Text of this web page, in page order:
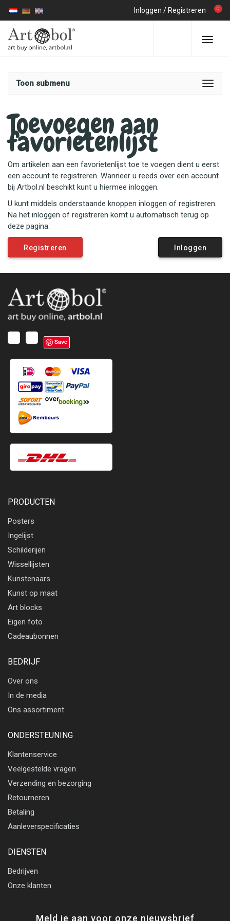
Inloggen / Registreren 0
Toon submenu
Toevoegen aan
favorietenlijst
Om artikelen aan een favorietenlijst toe te voegen dient u eerst
een account te registreren. Wanneer u reeds over een account
bij Artbol.nl beschikt kunt u hiermee inloggen.
U kunt middels onderstaande knoppen inloggen of registreren.
Na het inloggen of registreren komt u automatisch terug op
deze pagina.
Registreren Inloggen
Save
PRODUCTEN
Posters
Ingelijst
Schilderijen
Wissellijsten
Kunstenaars
Kunst op maat
Art blocks
Eigen foto
Cadeaubonnen
BEDRIJF
Over ons
In de media
Ons assortiment
ONDERSTEUNING
Klantenservice
Veelgestelde vragen
Verzending en bezorging
Retourneren
Betaling
Aanleverspecificaties
DIENSTEN
Bedrijven
Onze klanten
Meld je aan voor onze nieuwsbrief